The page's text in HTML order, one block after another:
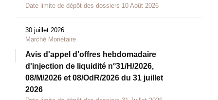
Date limite de dépôt des dossiers 10 Août 2026
30 juillet 2026
Marché Monétaire
Avis d'appel d'offres hebdomadaire
d'injection de liquidité n°31/H/2026,
08/M/2026 et 08/OdR/2026 du 31 juillet
2026